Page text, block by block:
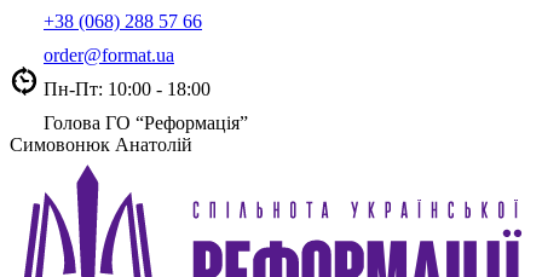
+38 (068) 288 57 66
order@format.ua
Пн-Пт: 10:00 - 18:00
Голова ГО “Реформація”
Симовонюк Анатолій